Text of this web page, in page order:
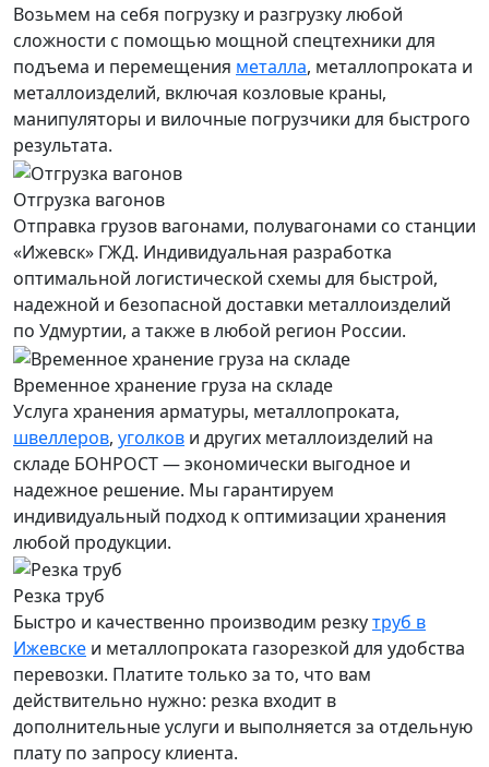
Возьмем на себя погрузку и разгрузку любой
сложности с помощью мощной спецтехники для
подъема и перемещения металла, металлопроката и
металлоизделий, включая козловые краны,
манипуляторы и вилочные погрузчики для быстрого
результата.
Отгрузка вагонов
Отправка грузов вагонами, полувагонами со станции
«Ижевск» ГЖД. Индивидуальная разработка
оптимальной логистической схемы для быстрой,
надежной и безопасной доставки металлоизделий
по Удмуртии, а также в любой регион России.
Временное хранение груза на складе
Услуга хранения арматуры, металлопроката,
швеллеров, уголков и других металлоизделий на
складе БОНРОСТ — экономически выгодное и
надежное решение. Мы гарантируем
индивидуальный подход к оптимизации хранения
любой продукции.
Резка труб
Быстро и качественно производим резкутруб в
Ижевске и металлопроката газорезкой для удобства
перевозки. Платите только за то, что вам
действительно нужно: резка входит в
дополнительные услуги и выполняется за отдельную
плату по запросу клиента.